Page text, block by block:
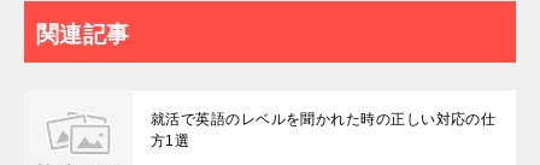
関連記事
就活で英語のレベルを聞かれた時の正しい対応の仕
方1選